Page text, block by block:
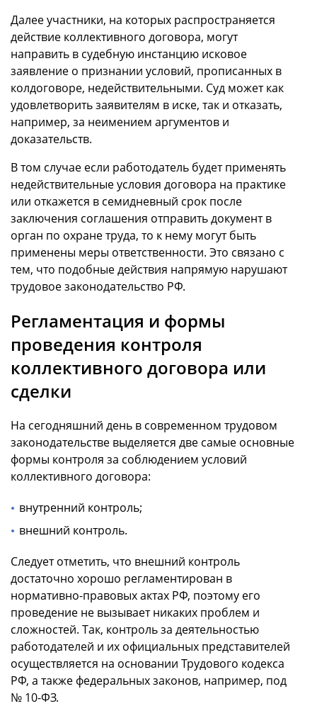
Далее участники, на которых распространяется
действие коллективного договора, могут
направить в судебную инстанцию исковое
заявление о признании условий, прописанных в
колдоговоре, недействительными. Суд может как
удовлетворить заявителям в иске, так и отказать,
например, за неимением аргументов и
доказательств.
В том случае если работодатель будет применять
недействительные условия договора на практике
или откажется в семидневный срок после
заключения соглашения отправить документ в
орган по охране труда, то к нему могут быть
применены меры ответственности. Это связано с
тем, что подобные действия напрямую нарушают
трудовое законодательство РФ.
Регламентация и формы
проведения контроля
коллективного договора или
сделки
На сегодняшний день в современном трудовом
законодательстве выделяется две самые основные
формы контроля за соблюдением условий
коллективного договора:
внутренний контроль;
внешний контроль.
Следует отметить, что внешний контроль
достаточно хорошо регламентирован в
нормативно-правовых актах РФ, поэтому его
проведение не вызывает никаких проблем и
сложностей. Так, контроль за деятельностью
работодателей и их официальных представителей
осуществляется на основании Трудового кодекса
РФ, а также федеральных законов, например, под
№ 10-ФЗ.